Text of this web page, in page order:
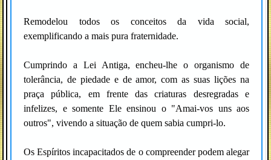
Remodelou todos os conceitos da vida social,
exemplificando a mais pura fraternidade.
Cumprindo a Lei Antiga, encheu-lhe o organismo de
tolerância, de piedade e de amor, com as suas lições na
praça pública, em frente das criaturas desregradas e
infelizes, e somente Ele ensinou o "Amai-vos uns aos
outros", vivendo a situação de quem sabia cumpri-lo.
Os Espíritos incapacitados de o compreender podem alegar